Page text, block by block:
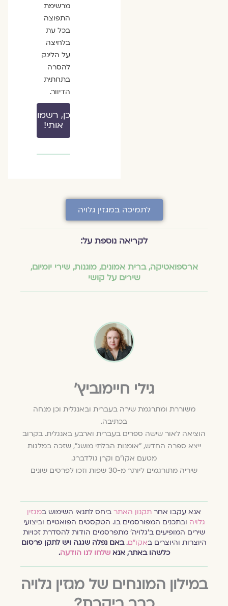
מרשימת
התפוצה
בכל עת
בלחיצה
על הלינק
להסרה
בתחתית
הדיוור.
כן, רשמו
אותי!
לתמיכה במגזין גלויה
לקריאה נוספת על:
ארספואטיקה,ברית אמונים,מוגנות,שירי יומיום,
שירים על קושי
גילי חיימוביץ׳
משוררת ומתרגמת שירה בעברית ובאנגלית וכן מנחה
בכתיבה.
הוציאה לאור שישה ספרים בעברית וארבע באנגלית. בקרוב
ייצא ספרה החדש, "אומנות הבלתי מושג", שזכה במלגות
מטעם אקו"ם וקרן גולדברג.
שיריה מתורגמים ליותר מ-30 שפות וזכו לפרסים שונים
אנא עקבו אחרתקנון האתרביחס לתנאי השימוש ב מגזין
גלויהובתכנים המפורסמים בו. הטקסטים הפואטיים וביצועי
שירים המופיעים ב׳גלויה׳ מתפרסמים הודות להסדרת זכויות
היוצרות והיוצרים ב אקו״ם.באם נפלה שגגה ויש לתקן פרסום
כלשהו באתר, אנאשלחו לנו הודעה.
במילון המונחים של מגזין גלויה